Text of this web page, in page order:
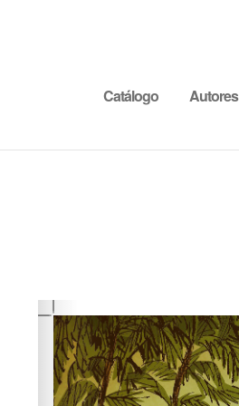
Catálogo Autores